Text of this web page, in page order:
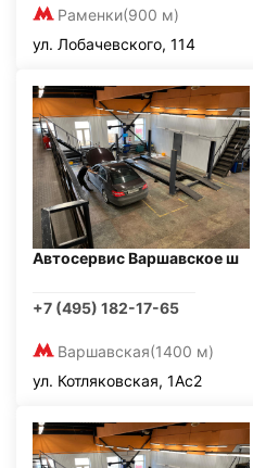
Раменки(900 м)
ул. Лобачевского, 114
Автосервис Варшавское ш
+7 (495) 182-17-65
Варшавская(1400 м)
ул. Котляковская, 1Ас2